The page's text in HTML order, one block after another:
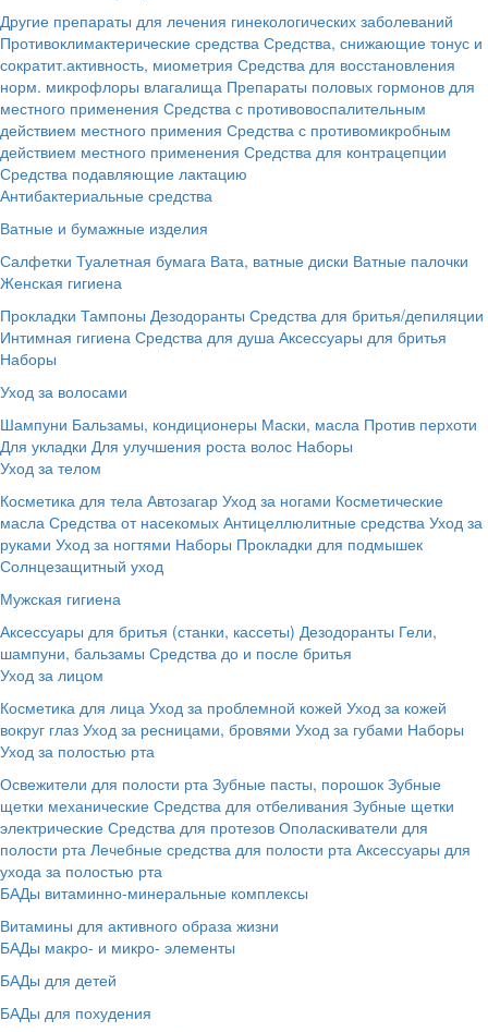
Другие препараты для лечения гинекологических заболеваний
Противоклимактерические средства Средства, снижающие тонус и
сократит.активность, миометрия Средства для восстановления
норм. микрофлоры влагалища Препараты половых гормонов для
местного применения Средства с противовоспалительным
действием местного примения Средства с противомикробным
действием местного применения Средства для контрацепции
Средства подавляющие лактацию
Антибактериальные средства
Ватные и бумажные изделия
Салфетки Туалетная бумага Вата, ватные диски Ватные палочки
Женская гигиена
Прокладки Тампоны Дезодоранты Средства для бритья/депиляции
Интимная гигиена Средства для душа Аксессуары для бритья
Наборы
Уход за волосами
Шампуни Бальзамы, кондиционеры Маски, масла Против перхоти
Для укладки Для улучшения роста волос Наборы
Уход за телом
Косметика для тела Автозагар Уход за ногами Косметические
масла Средства от насекомых Антицеллюлитные средства Уход за
руками Уход за ногтями Наборы Прокладки для подмышек
Солнцезащитный уход
Мужская гигиена
Аксессуары для бритья (станки, кассеты) Дезодоранты Гели,
шампуни, бальзамы Средства до и после бритья
Уход за лицом
Косметика для лица Уход за проблемной кожей Уход за кожей
вокруг глаз Уход за ресницами, бровями Уход за губами Наборы
Уход за полостью рта
Освежители для полости рта Зубные пасты, порошок Зубные
щетки механические Средства для отбеливания Зубные щетки
электрические Средства для протезов Ополаскиватели для
полости рта Лечебные средства для полости рта Аксессуары для
ухода за полостью рта
БАДы витаминно-минеральные комплексы
Витамины для активного образа жизни
БАДы макро- и микро- элементы
БАДы для детей
БАДы для похудения